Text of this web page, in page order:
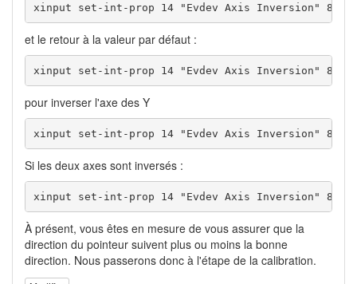
xinput set-int-prop 14 "Evdev Axis Inversion" 8 1
et le retour à la valeur par défaut :
xinput set-int-prop 14 "Evdev Axis Inversion" 8 0
pour inverser l'axe des Y
xinput set-int-prop 14 "Evdev Axis Inversion" 8 0
Si les deux axes sont inversés :
xinput set-int-prop 14 "Evdev Axis Inversion" 8 1
À présent, vous êtes en mesure de vous assurer que la
direction du pointeur suivent plus ou moins la bonne
direction. Nous passerons donc à l'étape de la calibration.